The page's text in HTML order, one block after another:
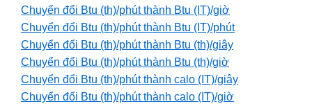
Chuyển đổi Btu (th)/phút thành Btu (IT)/giờ
Chuyển đổi Btu (th)/phút thành Btu (IT)/phút
Chuyển đổi Btu (th)/phút thành Btu (th)/giây
Chuyển đổi Btu (th)/phút thành Btu (th)/giờ
Chuyển đổi Btu (th)/phút thành calo (IT)/giây
Chuyển đổi Btu (th)/phút thành calo (IT)/giờ